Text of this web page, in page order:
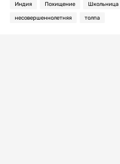
Индия Похищение Школьница
несовершеннолетняя толпа